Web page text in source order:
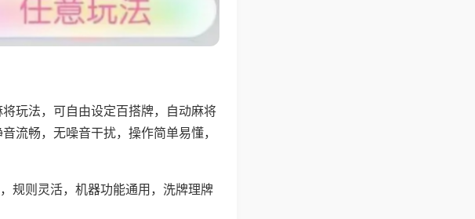
玩法，可自由设定百搭牌，自动麻将
流畅，无噪音干扰，操作简单易懂，
规则灵活，机器功能通用，洗牌理牌